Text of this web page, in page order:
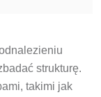
strukturę.
takimi jak